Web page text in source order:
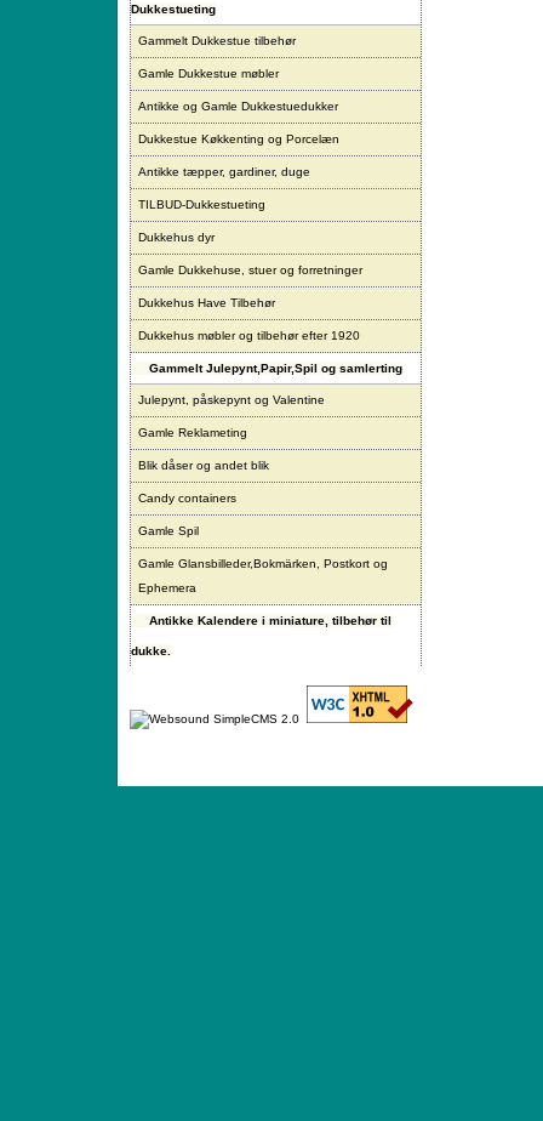
Dukkestueting
Gammelt Dukkestue tilbehør
Gamle Dukkestue møbler
Antikke og Gamle Dukkestuedukker
Dukkestue Køkkenting og Porcelæn
Antikke tæpper, gardiner, duge
TILBUD-Dukkestueting
Dukkehus dyr
Gamle Dukkehuse, stuer og forretninger
Dukkehus Have Tilbehør
Dukkehus møbler og tilbehør efter 1920
Gammelt Julepynt,Papir,Spil og samlerting
Julepynt, påskepynt og Valentine
Gamle Reklameting
Blik dåser og andet blik
Candy containers
Gamle Spil
Gamle Glansbilleder,Bokmärken, Postkort og
Ephemera
Antikke Kalendere i miniature, tilbehør til
dukke.